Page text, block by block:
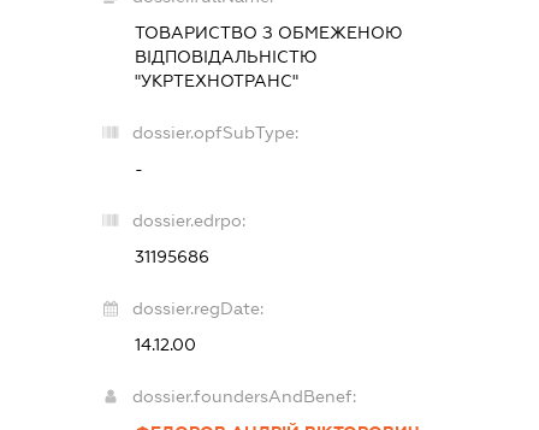
ТОВАРИСТВО З ОБМЕЖЕНОЮ
ВІДПОВІДАЛЬНІСТЮ
"УКРТЕХНОТРАНС"
dossier.opfSubType:
-
dossier.edrpo:
31195686
dossier.regDate:
14.12.00
dossier.foundersAndBenef: